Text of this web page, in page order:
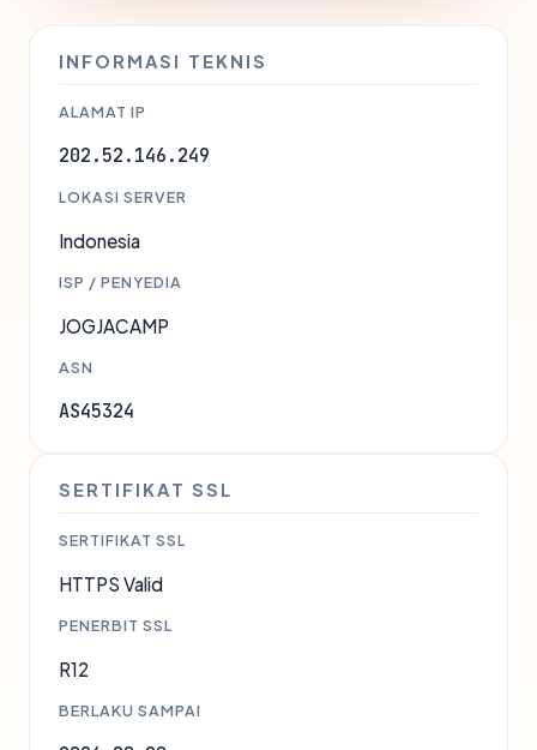
INFORMASI TEKNIS
ALAMAT IP
202.52.146.249
LOKASI SERVER
Indonesia
ISP / PENYEDIA
JOGJACAMP
ASN
AS45324
SERTIFIKAT SSL
SERTIFIKAT SSL
HTTPS Valid
PENERBIT SSL
R12
BERLAKU SAMPAI